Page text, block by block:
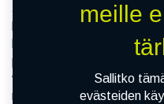
Jos käytät autoa lähinnä
harrastusmenoihin tai
kerry vuosittain turhan
pääosin hyvät, on Budget-
valinta. Budget on hyvä
merkitystä ja et kaipaa
meille
Sallitko
evästeiden